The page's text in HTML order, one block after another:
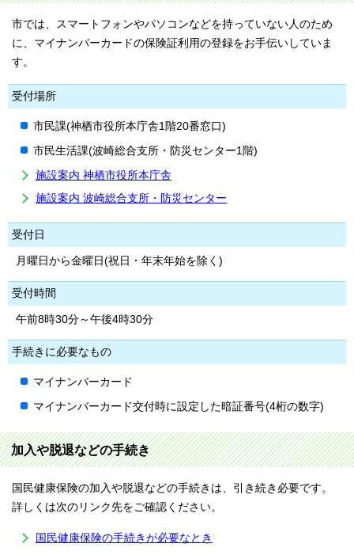
市では、スマートフォンやパソコンなどを持っていない人のため
に、マイナンバーカードの保険証利用の登録をお手伝いしていま
す。
受付場所
市民課(神栖市役所本庁舎1階20番窓口)
市民生活課(波崎総合支所・防災センター1階)
施設案内 神栖市役所本庁舎
施設案内 波崎総合支所・防災センター
受付日
月曜日から金曜日(祝日・年末年始を除く)
受付時間
午前8時30分～午後4時30分
手続きに必要なもの
マイナンバーカード
マイナンバーカード交付時に設定した暗証番号(4桁の数字)
加入や脱退などの手続き
国民健康保険の加入や脱退などの手続きは、引き続き必要です。
詳しくは次のリンク先をご確認ください。
国民健康保険の手続きが必要なとき